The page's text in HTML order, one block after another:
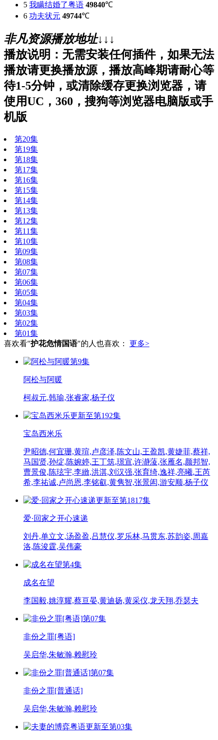
5 我瞒结婚了粤语 49840℃
6 功夫状元 49744℃
非凡资源播放地址↓↓↓
播放说明：无需安装任何插件，如果无法
播放请更换播放源，播放高峰期请耐心等
待1-5分钟，或清除缓存更换浏览器，请
使用UC，360，搜狗等浏览器电脑版或手
机版
第20集
第19集
第18集
第17集
第16集
第15集
第14集
第13集
第12集
第11集
第10集
第09集
第08集
第07集
第06集
第05集
第04集
第03集
第02集
第01集
喜欢看"护花危情国语"的人也喜欢： 更多>
第9集
阿松与阿暖
柯叔元,韩瑜,张睿家,杨子仪
更新至第192集
宝岛西米乐
尹昭德,何宜珊,黄瑄,卢彦泽,陈文山,王盈凯,黄婕菲,蔡祥,
马国贤,孙绽,陈婉婷,王丁筑,璟宣,许瀞蔆,张雁名,颜邦智,
曹景俊,陈玹宇,李緻,洪淇,刘汉强,张育绮,逸祥,亮曦,王芮
希,李祐诚,卢尚恩,李铭叡,黄隽智,张景闳,游安顺,杨子仪
更新至第1817集
爱·回家之开心速递
刘丹,单立文,汤盈盈,吕慧仪,罗乐林,马贯东,苏韵姿,周嘉
洛,陈浚霆,吴伟豪
第4集
成名在望
李国毅,姚淳耀,蔡亘晏,黄迪扬,黄采仪,龙天翔,乔瑟夫
第07集
非份之罪[粤语]
吴启华,朱敏瀚,赖慰玲
第07集
非份之罪[普通话]
吴启华,朱敏瀚,赖慰玲
更新至第03集